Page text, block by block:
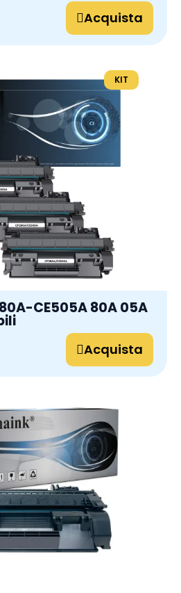
Acquista
KIT
CE505A 80A 05A
Acquista